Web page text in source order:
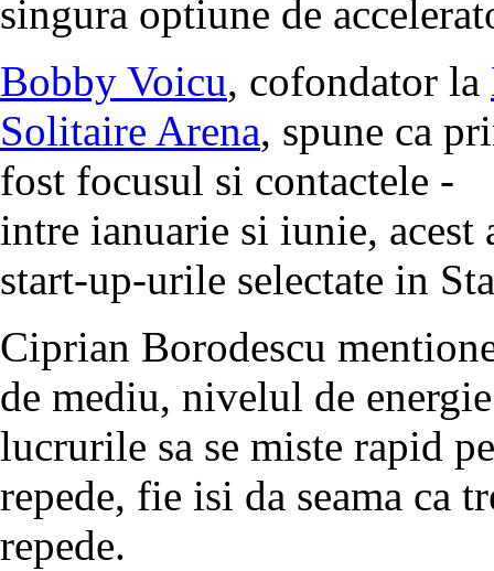
singura optiune de
Bobby Voicu, cofondator la
Solitaire Arena, spune ca
fost focusul si contactele -
intre ianuarie si iunie,
start-up-urile selectate in
Ciprian Borodescu
de mediu, nivelul de
lucrurile sa se miste rapid
repede, fie isi da seama ca
repede.